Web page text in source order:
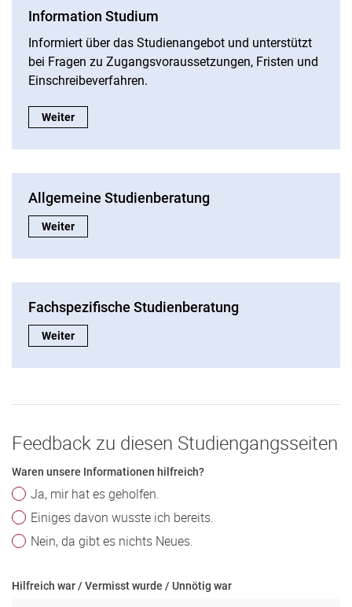
Information Studium
Informiert über das Studienangebot und unterstützt
bei Fragen zu Zugangsvoraussetzungen, Fristen und
Einschreibeverfahren.
Information Studium:
Weiter
Allgemeine Studienberatung
Allgemeine Studienberatung:
Weiter
Fachspezifische Studienberatung
Fachspezifische Studienberatung:
Weiter
Feedback zu diesen Studiengangsseiten
Waren unsere Informationen hilfreich?
Ja, mir hat es geholfen.
Einiges davon wusste ich bereits.
Nein, da gibt es nichts Neues.
Hilfreich war / Vermisst wurde / Unnötig war